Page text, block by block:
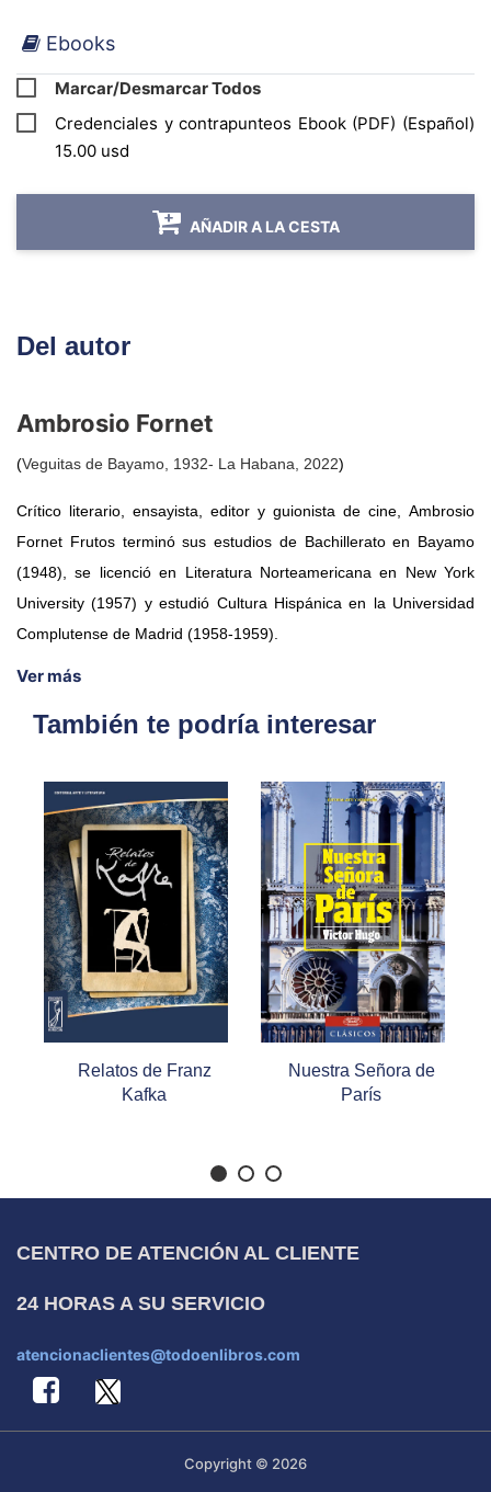
referencia para especialistas, estudiantes y
público interesado en acercarse a la temas
uno de sus maestros indiscutibles.
Ebooks
Marcar/Desmarcar Todos
Credenciales y contrapunteos Ebook (PDF) (Español)
15.00 usd
AÑADIR A LA CESTA
Del autor
Ambrosio Fornet
(Veguitas de Bayamo, 1932- La Habana, 2022)
Crítico literario, ensayista, editor y guionista de cine, Ambrosio
Fornet Frutos terminó sus estudios de Bachillerato en Bayamo
(1948), se licenció en Literatura Norteamericana en New York
University (1957) y estudió Cultura Hispánica en la Universidad
Complutense de Madrid (1958-1959).
Ver más
También te podría interesar
Relatos de Franz
Kafka
Nuestra Señora de
París
CENTRO DE ATENCIÓN AL CLIENTE
24 HORAS A SU SERVICIO
atencionaclientes@todoenlibros.com
Copyright © 2026